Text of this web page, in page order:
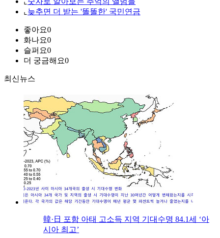
⌞ 늦추면 더 받는 '똘똘한' 국민연금
좋아요0
화나요0
슬퍼요0
더 궁금해요0
최신뉴스
韓·日 포함 아태 고소득 지역 기대수명 84.1세 ‘아
시아 최고’